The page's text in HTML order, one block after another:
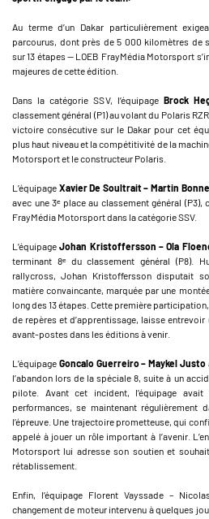
Au terme d’un Dakar particulièrement
parcourus, dont près de 5 000 kilomètres de
sur 13 étapes — LOEB FrayMédia Motorsport
majeures de cette édition.
Dans la catégorie SSV, l’équipageBrock
classement général (P1) au volant du Polaris RZR
victoire consécutive sur le Dakar pour cet
plus haut niveau et la compétitivité de la
Motorsport et le constructeur Polaris.
L’équipage Xavier De Soultrait – Martin
avec une 3ᵉ place au classement général
FrayMédia Motorsport dans la catégorie SSV.
L’équipageJohan Kristoffersson – Ola
terminant 8ᵉ du classement général (P8).
rallycross, Johan Kristoffersson disputait
matière convaincante, marquée par une
long des 13 étapes. Cette première
de repères et d’apprentissage, laisse
avant-postes dans les éditions à venir.
L’équipage Goncalo Guerreiro – Maykel Justo
l’abandon lors de la spéciale 8, suite à un
pilote. Avant cet incident, l’équipage
performances, se maintenant
l’épreuve. Une trajectoire prometteuse, qui
appelé à jouer un rôle important à l’avenir.
Motorsport lui adresse son soutien et
rétablissement.
Enfin, l’équipage Florent Vayssade –
changement de moteur intervenu à quelques